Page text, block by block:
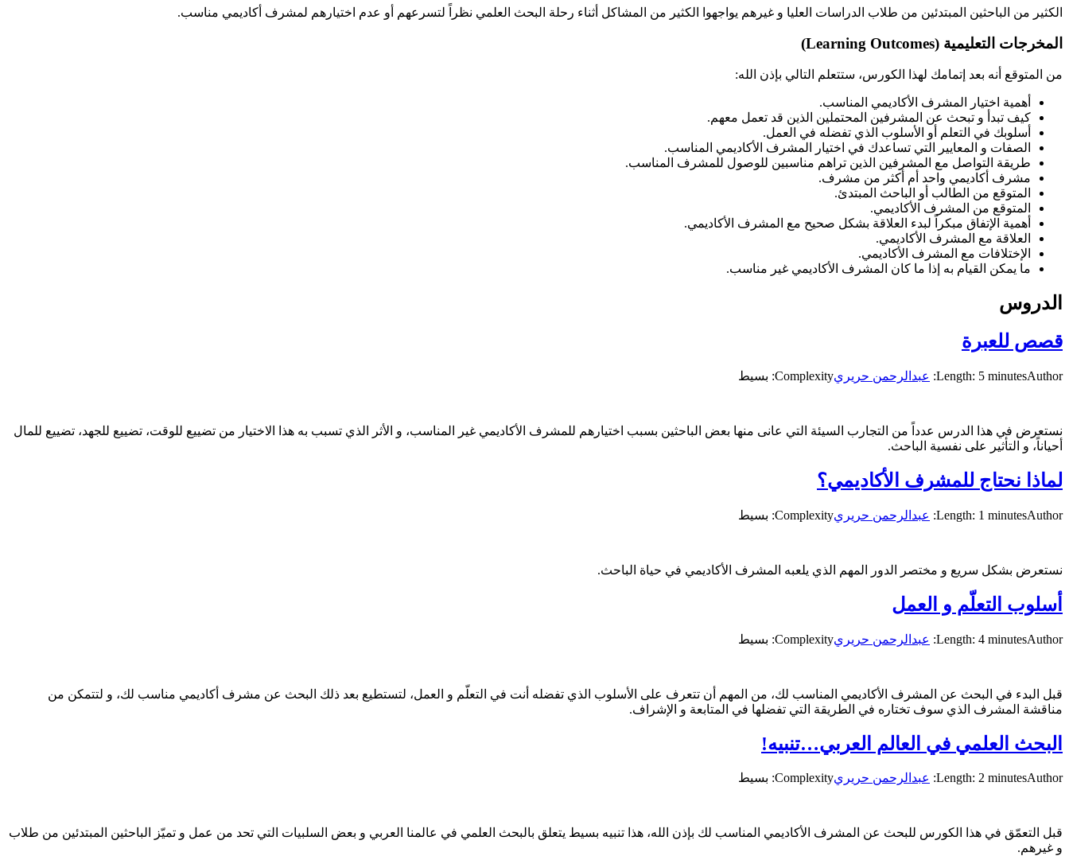
الكثير من الباحثين المبتدئين من طلاب الدراسات العليا و غيرهم يواجهوا الكثير من المشاكل أثناء رحلة البحث العلمي نظراً لتسرعهم أو عدم اختيارهم لمشرف أكاديمي مناسب.
المخرجات التعليمية (Learning Outcomes)
من المتوقع أنه بعد إتمامك لهذا الكورس، ستتعلم التالي بإذن الله:
أهمية اختيار المشرف الأكاديمي المناسب.
كيف تبدأ و تبحث عن المشرفين المحتملين الذين قد تعمل معهم.
أسلوبك في التعلم أو الأسلوب الذي تفضله في العمل.
الصفات و المعايير التي تساعدك في اختيار المشرف الأكاديمي المناسب.
طريقة التواصل مع المشرفين الذين تراهم مناسبين للوصول للمشرف المناسب.
مشرف أكاديمي واحد أم أكثر من مشرف.
المتوقع من الطالب أو الباحث المبتدئ.
المتوقع من المشرف الأكاديمي.
أهمية الإتفاق مبكراً لبدء العلاقة بشكل صحيح مع المشرف الأكاديمي.
العلاقة مع المشرف الأكاديمي.
الإختلافات مع المشرف الأكاديمي.
ما يمكن القيام به إذا ما كان المشرف الأكاديمي غير مناسب.
الدروس
قصص للعبرة
Length: 5 minutesAuthor: عبدالرحمن حريريComplexity: بسيط
نستعرض في هذا الدرس عدداً من التجارب السيئة التي عانى منها بعض الباحثين بسبب اختيارهم للمشرف الأكاديمي غير المناسب، و الأثر الذي تسبب به هذا الاختيار من تضييع للوقت، تضييع للجهد، تضييع للمال
أحياناً، و التأثير على نفسية الباحث.
لماذا نحتاج للمشرف الأكاديمي؟
Length: 1 minutesAuthor: عبدالرحمن حريريComplexity: بسيط
نستعرض بشكل سريع و مختصر الدور المهم الذي يلعبه المشرف الأكاديمي في حياة الباحث.
أسلوب التعلّم و العمل
Length: 4 minutesAuthor: عبدالرحمن حريريComplexity: بسيط
قبل البدء في البحث عن المشرف الأكاديمي المناسب لك، من المهم أن تتعرف على الأسلوب الذي تفضله أنت في التعلّم و العمل، لتستطيع بعد ذلك البحث عن مشرف أكاديمي مناسب لك، و لتتمكن من
مناقشة المشرف الذي سوف تختاره في الطريقة التي تفضلها في المتابعة و الإشراف.
البحث العلمي في العالم العربي…تنبيه!
Length: 2 minutesAuthor: عبدالرحمن حريريComplexity: بسيط
قبل التعمّق في هذا الكورس للبحث عن المشرف الأكاديمي المناسب لك بإذن الله، هذا تنبيه بسيط يتعلق بالبحث العلمي في عالمنا العربي و بعض السلبيات التي تحد من عمل و تميّز الباحثين المبتدئين من طلاب
و غيرهم.